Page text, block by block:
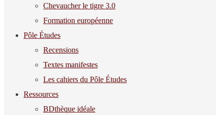
Chevaucher le tigre 3.0
Formation européenne
Pôle Études
Recensions
Textes manifestes
Les cahiers du Pôle Études
Ressources
BDthèque idéale